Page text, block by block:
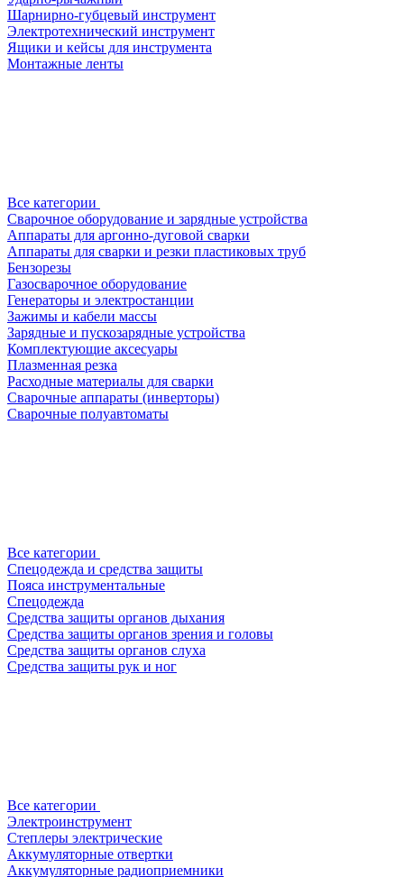
Шарнирно-губцевый инструмент
Электротехнический инструмент
Ящики и кейсы для инструмента
Монтажные ленты
Все категории
Сварочное оборудование и зарядные устройства
Аппараты для аргонно-дуговой сварки
Аппараты для сварки и резки пластиковых труб
Бензорезы
Газосварочное оборудование
Генераторы и электростанции
Зажимы и кабели массы
Зарядные и пускозарядные устройства
Комплектующие аксесуары
Плазменная резка
Расходные материалы для сварки
Сварочные аппараты (инверторы)
Сварочные полуавтоматы
Все категории
Спецодежда и средства защиты
Пояса инструментальные
Спецодежда
Средства защиты органов дыхания
Средства защиты органов зрения и головы
Средства защиты органов слуха
Средства защиты рук и ног
Все категории
Электроинструмент
Степлеры электрические
Аккумуляторные отвертки
Аккумуляторные радиоприемники